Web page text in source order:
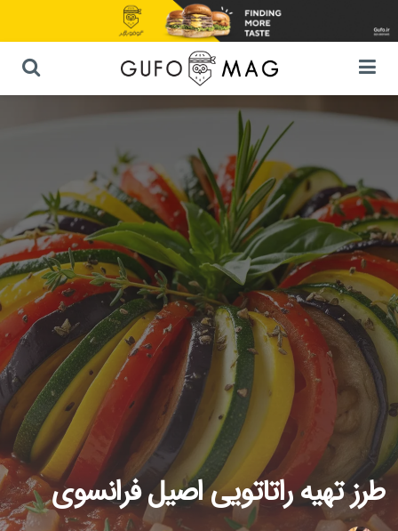
طرز تهیه راتاتویی اصیل فرانسوی